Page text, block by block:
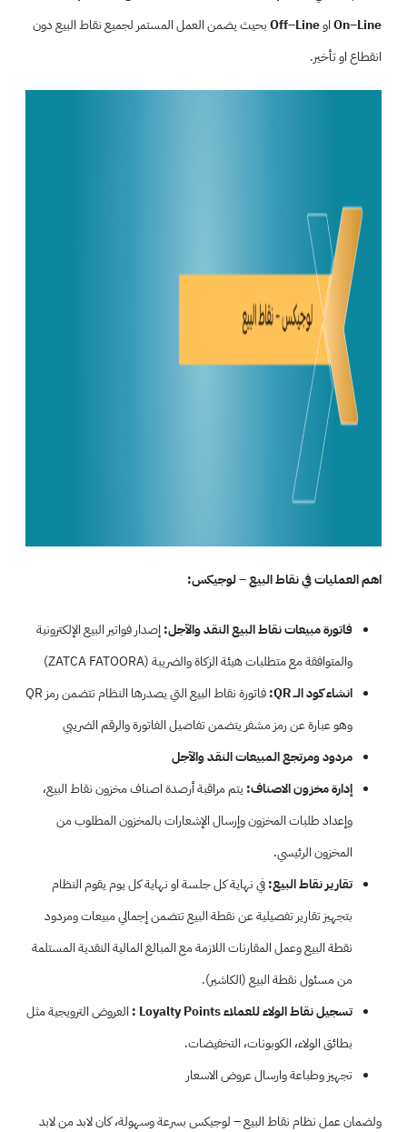
On–LineاوOff–Lineبحيث يضمن العمل المستمر لجميع نقاط البيع دون
انقطاع او تأخير.
اهم العمليات في نقاط البيع – لوجيكس:
فاتورة مبيعات نقاط البيع النقد والآجل: إصدار فواتير البيع الإلكترونية
والمتوافقة مع متطلبات هيئة الزكاة والضريبة (ZATCA FATOORA)
انشاء كود الــ QR:
فاتورة نقاط البيع التي يصدرها النظام تتضمن رمز QR
وهو عبارة عن رمز مشفر يتضمن تفاصيل الفاتورة والرقم الضريبي
مردود ومرتجع المبيعات النقد والآجل
إدارة مخزون الاصناف: يتم مراقبة أرصدة اصناف مخزون نقاط البيع،
وإعداد طلبات المخزون وإرسال الإشعارات بالمخزون المطلوب من
المخزون الرئيسي.
تقارير نقاط البيع:في نهاية كل جلسة او نهاية كل يوم يقوم النظام
بتجهيز تقارير تفصيلية عن نقطة البيع تتضمن إجمالي مبيعات ومردود
نقطة البيع وعمل المقارنات اللازمة مع المبالغ المالية النقدية المستلمة
من مسئول نقطة البيع (الكاشير).
تسجيل نقاط الولاء للعملاء Loyalty Points :
العروض الترويجية مثل
بطائق الولاء، الكوبونات، التخفيضات.
تجهيز وطباعة وارسال عروض الاسعار
ولضمان عمل نظام نقاط البيع – لوجيكس بسرعة وسهولة، كان لابد من لابد